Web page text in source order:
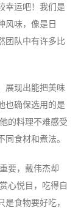
幸运吧！我们是
风味，像是日
团队中有许多比
展现出能把美味
也确保选用的是
的料理不难感受
食材和煮法。
要，戴伟杰却
心悦目，吃得自
食物要好吃，